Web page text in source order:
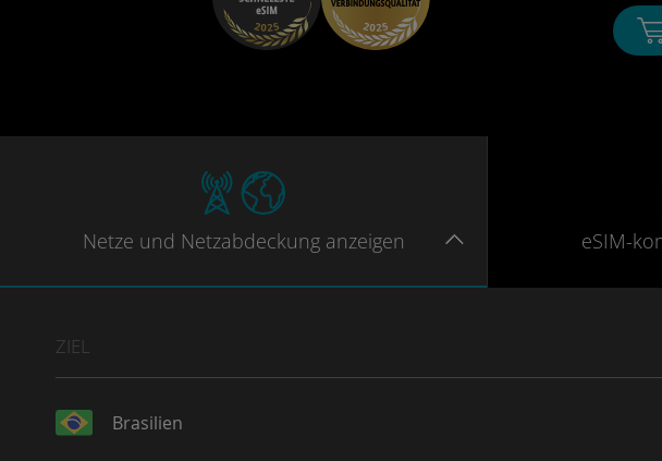
Netze und Netzabdeckung anzeigen eSIM-
ZIEL
Brasilien